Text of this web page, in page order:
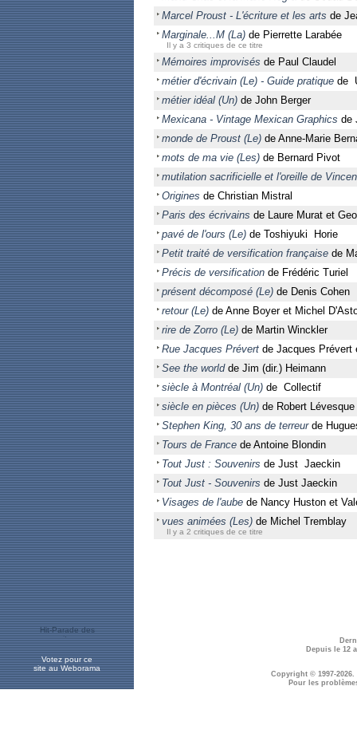
Marcel Proust - L'écriture et les arts de
Marginale...M (La) de Pierrette Larabée
Il y a 3 critiques de ce titre
Mémoires improvisés de Paul Claudel
métier d'écrivain (Le) - Guide pratique de
métier idéal (Un) de John Berger
Mexicana - Vintage Mexican Graphics de
monde de Proust (Le) de Anne-Marie
mots de ma vie (Les) de Bernard Pivot
mutilation sacrificielle et l'oreille de
Origines de Christian Mistral
Paris des écrivains de Laure Murat et
pavé de l'ours (Le) de Toshiyuki Horie
Petit traité de versification française de
Précis de versification de Frédéric Turiel
présent décomposé (Le) de Denis Cohen
retour (Le) de Anne Boyer et Michel
rire de Zorro (Le) de Martin Winckler
Rue Jacques Prévert de Jacques Prévert
See the worldde Jim (dir.) Heimann
siècle à Montréal (Un) de Collectif
siècle en pièces (Un) de Robert Lévesque
Stephen King, 30 ans de terreurde
Tours de France de Antoine Blondin
Tout Just : Souvenirs de Just Jaeckin
Tout Just - Souvenirs de Just Jaeckin
Visages de l'aube de Nancy Huston et
vues animées (Les) de Michel Tremblay
Il y a 2 critiques de ce titre
Votez pour ce
site au Weborama
Depuis le 12
Copyright © 1997-2026.
Pour les